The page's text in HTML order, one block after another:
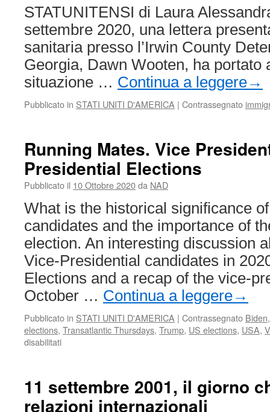
ABRAHAM
LINCOLN
STATUNITENSI di Laura
settembre 2020, una lettera
sanitaria presso l’Irwin County
Georgia, Dawn Wooten, ha portato
situazione … Continua a leggere→
Pubblicato in STATI UNITI D'AMERICA | Contrassegnato
Running Mates. Vice
Presidential Elections
Pubblicato il 10 Ottobre 2020da NAD
What is the historical significance
candidates and the importance of
election. An interesting discussion
Vice-Presidential candidates in
Elections and a recap of the vice-
October … Continua a leggere→
Pubblicato in STATI UNITI D'AMERICA | Contrassegnato Biden
elections, Transatlantic Thursdays, Trump, US elections, USA,
disabilitatisu
Presidents
and
11 settembre 2001, il giorno
relazioni internazionali